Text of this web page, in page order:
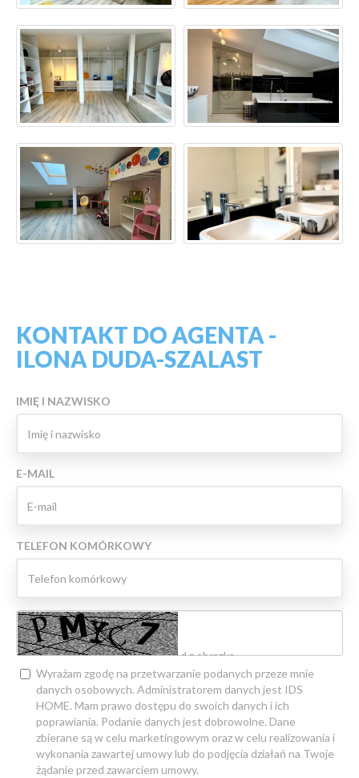
KONTAKT DO AGENTA -
ILONA DUDA-SZALAST
IMIĘ I NAZWISKO
E-MAIL
TELEFON KOMÓRKOWY
Wyrażam zgodę na przetwarzanie podanych przeze mnie
danych osobowych. Administratorem danych jest IDS
HOME. Mam prawo dostępu do swoich danych i ich
poprawiania. Podanie danych jest dobrowolne. Dane
zbierane są w celu marketingowym oraz w celu realizowania i
wykonania zawartej umowy lub do podjęcia działań na Twoje
żądanie przed zawarciem umowy.